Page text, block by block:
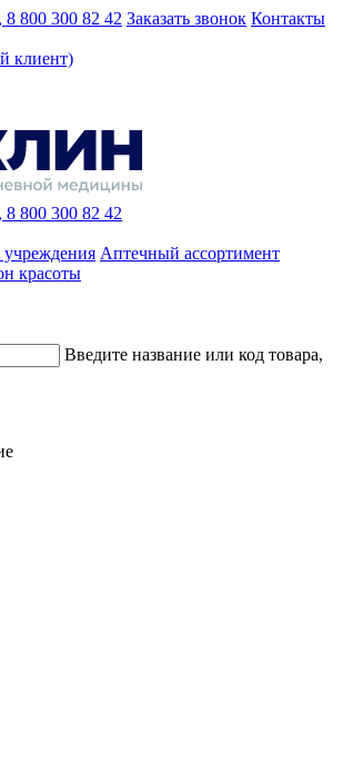
, 8 800 300 82 42 Заказать звонок Контакты
клиент)
, 8 800 300 82 42
Аптечный ассортимент
красоты
Введите название или код товара,